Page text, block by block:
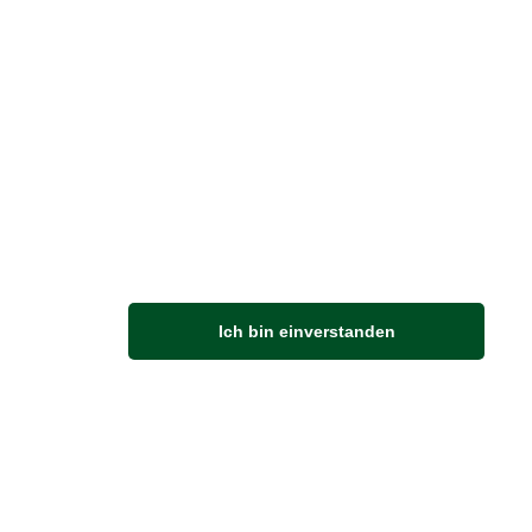
Ich bin einverstanden